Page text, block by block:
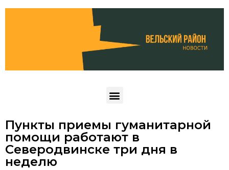
Пункты приемы гуманитарной
помощи работают в
Северодвинске три дня в
неделю